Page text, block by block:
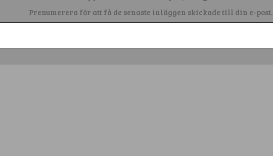
Prenumerera för att få de senaste inläggen skickade till din e-post.